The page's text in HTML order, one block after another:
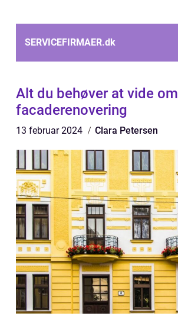
SERVICEFIRMAER.dk
Alt du behøver at vide om
facaderenovering
13 februar 2024 Clara Petersen